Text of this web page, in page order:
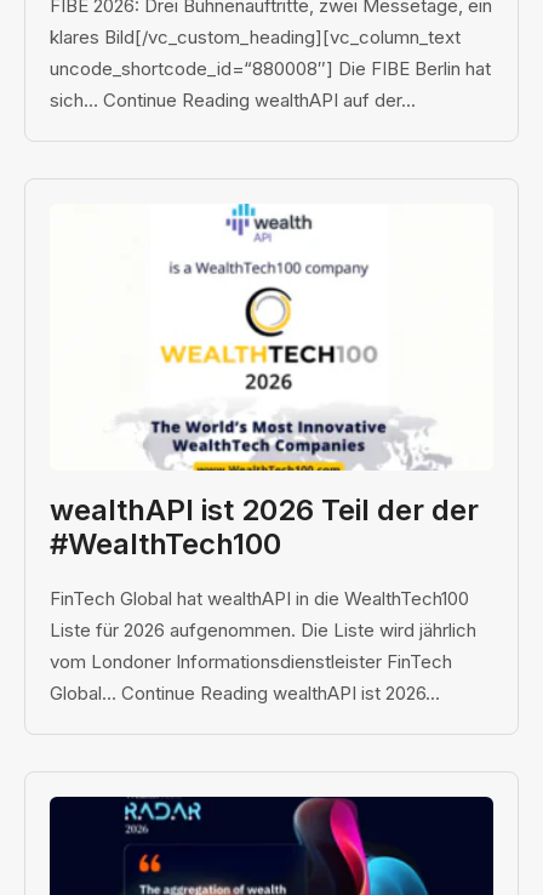
FIBE 2026: Drei Bühnenauftritte, zwei Messetage, ein
klares Bild[/vc_custom_heading][vc_column_text
uncode_shortcode_id=“880008″] Die FIBE Berlin hat
sich… Continue Reading wealthAPI auf der...
wealthAPI ist 2026 Teil der der
#WealthTech100
FinTech Global hat wealthAPI in die WealthTech100
Liste für 2026 aufgenommen. Die Liste wird jährlich
vom Londoner Informationsdienstleister FinTech
Global… Continue Reading wealthAPI ist 2026...